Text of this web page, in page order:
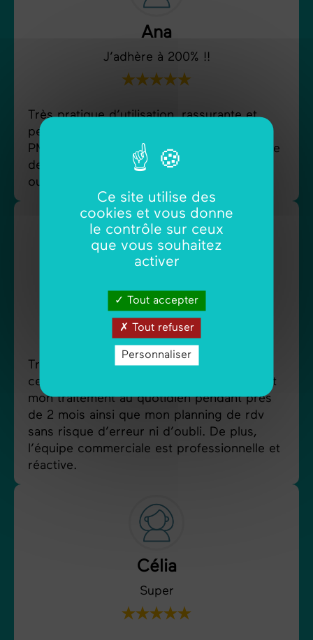
Ana
J’adhère à 200% !!
Très pratique d’utilisation, rassurante et
pense bête bien utile pour un parcours en
PMA qui implique de nombreux rdv et prise
de multiples médicaments 🙂 !! Un nouvel
outil devenu incontournable !
Merci WiStim !
Très utile, pratique et simple d’utilisation,
cette appli m’a permis de suivre facilement
mon traitement au quotidien pendant près
de 2 mois ainsi que mon planning de rdv
sans risque d’erreur ni d’oubli. De plus,
l’équipe commerciale est professionnelle et
réactive.
Célia
Super
Ce site utilise des
cookies et vous donne
le contrôle sur ceux
que vous souhaitez
activer
Tout accepter
Tout refuser
Personnaliser